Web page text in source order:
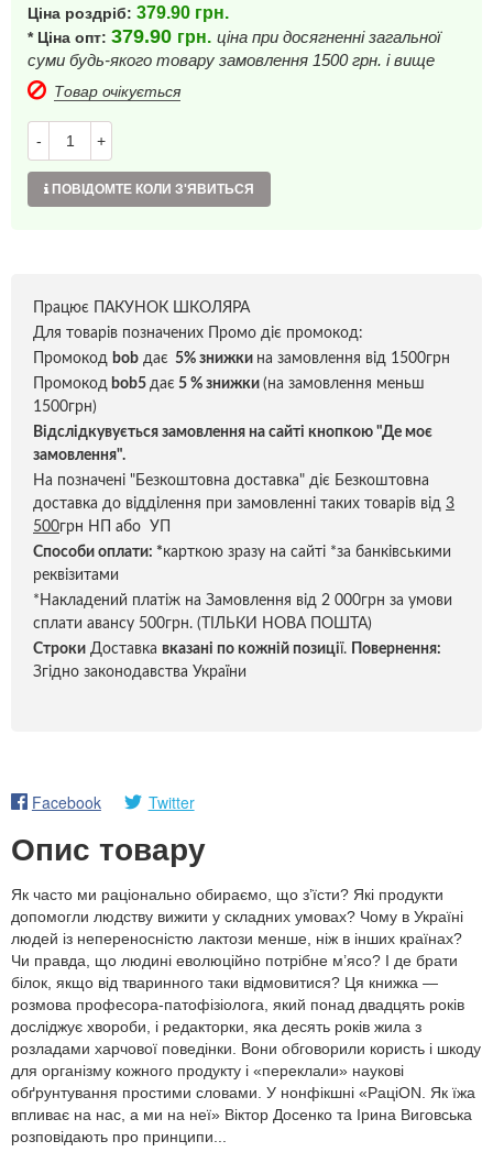
Ціна роздріб: 379.90 грн.
* Ціна опт: 379.90 грн. ціна при досягненні загальної
суми будь-якого товару замовлення 1500 грн. і вище
Товар очікується
- +
ПОВІДОМТЕ КОЛИ З'ЯВИТЬСЯ
Працює ПАКУНОК ШКОЛЯРА
Для товарів позначених Промо діє промокод:
Промокод bob дає 5% знижки на замовлення від 1500грн
Промокод bob5 дає 5 % знижки (на замовлення меньш
1500грн)
Відслідкувується замовлення на сайті кнопкою "Де моє
замовлення".
На позначені "Безкоштовна доставка" діє Безкоштовна
доставка до відділення при замовленні таких товарів від 3
500грн НП або УП
Способи оплати: *карткою зразу на сайті *за банківськими
реквізитами
*Накладений платіж на Замовлення від 2 000грн за умови
сплати авансу 500грн. (ТІЛЬКИ НОВА ПОШТА)
Строки Доставка вказані по кожній позиції.
Повернення:
Згідно законодавства України
Facebook Twitter
Опис товару
Як часто ми раціонально обираємо, що з’їсти? Які продукти
допомогли людству вижити у складних умовах? Чому в Україні
людей із непереносністю лактози менше, ніж в інших країнах?
Чи правда, що людині еволюційно потрібне м’ясо? І де брати
білок, якщо від тваринного таки відмовитися? Ця книжка —
розмова професора-патофізіолога, який понад двадцять років
досліджує хвороби, і редакторки, яка десять років жила з
розладами харчової поведінки. Вони обговорили користь і шкоду
для організму кожного продукту і «переклали» наукові
обґрунтування простими словами. У нонфікшні «РаціON. Як їжа
впливає на нас, а ми на неї» Віктор Досенко та Ірина Виговська
розповідають про принципи...